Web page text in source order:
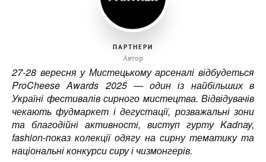
ПАРТНЕРИ
Автор
27-28 вересня у Мистецькому арсеналі відбудеться
ProCheese Awards 2025 — oдин із найбільших в
Україні фестивалів сирного мистецтва. Відвідувачів
чекають фудмаркет і дегустації, розважальні зони
та благодійні активності, виступ гурту Kadnay,
fashion-показ колекції одягу на сирну тематику та
національні конкурси сиру і чизмонгерів.